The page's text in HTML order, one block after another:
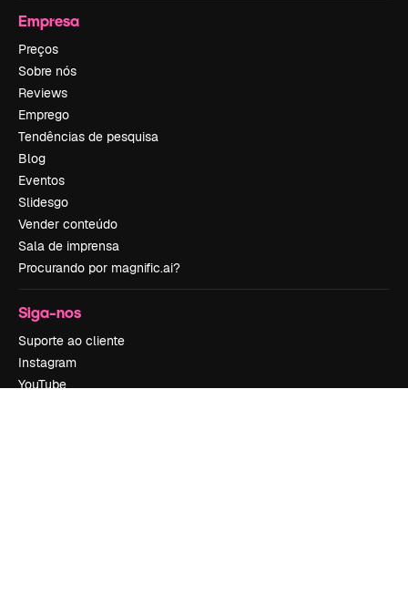
Empresa
Preços
Sobre nós
Reviews
Emprego
Tendências de pesquisa
Blog
Eventos
Slidesgo
Vender conteúdo
Sala de imprensa
Procurando por magnific.ai?
Siga-nos
Suporte ao cliente
Instagram
YouTube